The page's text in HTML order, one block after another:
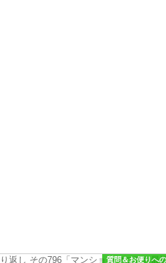
質問＆お便りへ